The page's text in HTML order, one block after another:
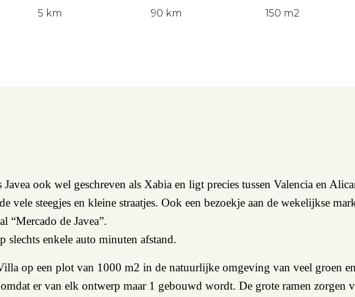
5 km 90 km 150 m2
ook wel geschreven als Xabia en ligt precies tussen Valencia en
vele steegjes en kleine straatjes. Ook een bezoekje aan de wekelijkse
“Mercado de Javea”.
slechts enkele auto minuten afstand.
op een plot van 1000 m2 in de natuurlijke omgeving van veel groen
er van elk ontwerp maar 1 gebouwd wordt. De grote ramen zorgen